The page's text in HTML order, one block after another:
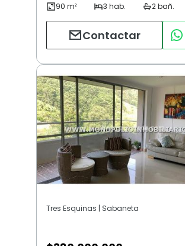
Contactar
Tres Esquinas | Sabaneta